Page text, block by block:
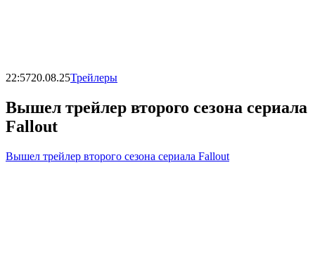
22:5720.08.25Трейлеры
Вышел трейлер второго сезона сериала
Fallout
Вышел трейлер второго сезона сериала Fallout